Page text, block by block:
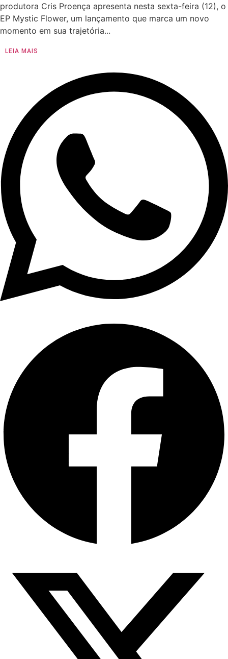
produtora Cris Proença apresenta nesta sexta-feira (12), o
EP Mystic Flower, um lançamento que marca um novo
momento em sua trajetória...
LEIA MAIS